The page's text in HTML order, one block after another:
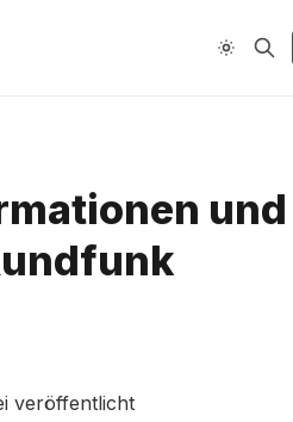
und
veröffentlicht